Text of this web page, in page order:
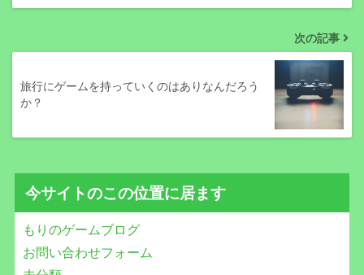
次の記事
旅行にゲームを持っていくのはありなんだろう
か？
今サイトのこの位置に居ます
もりのゲームブログ
お問い合わせフォーム